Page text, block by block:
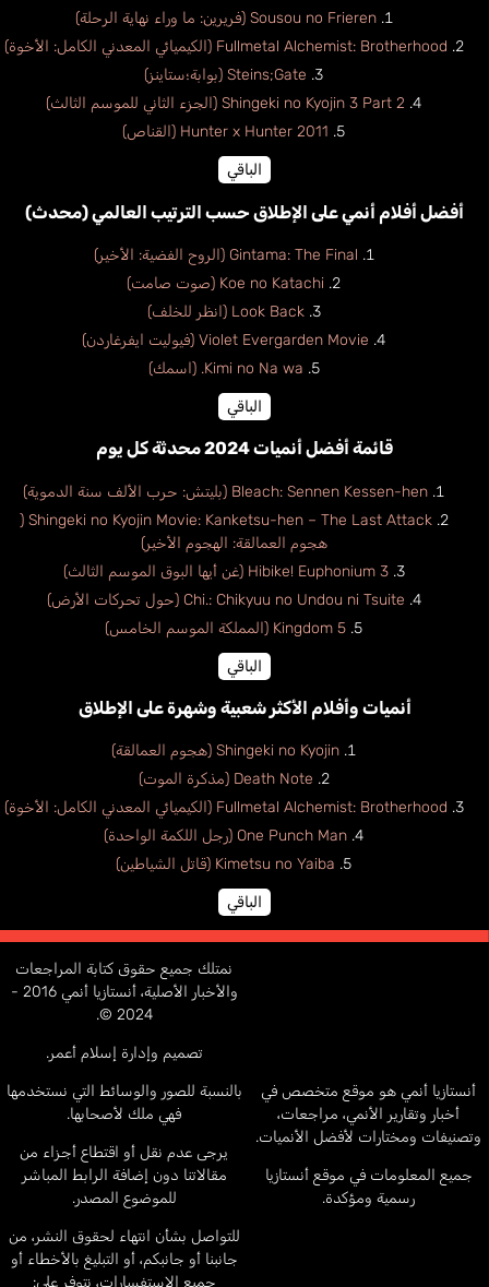
Sousou no Frieren (فريرين: ما وراء نهاية الرحلة)
Fullmetal Alchemist: Brotherhood (الكيميائي المعدني الكامل: الأخوة)
Steins;Gate (بوابة؛ستاينز)
Shingeki no Kyojin 3 Part 2 (الجزء الثاني للموسم الثالث)
Hunter x Hunter 2011 (القناص)
الباقي
أفضل أفلام أنمي على الإطلاق حسب الترتيب العالمي (محدث)
Gintama: The Final (الروح الفضية: الأخير)
Koe no Katachi (صوت صامت)
Look Back (انظر للخلف)
Violet Evergarden Movie (فيوليت ايفرغاردن)
Kimi no Na wa. (اسمك)
الباقي
قائمة أفضل أنميات 2024 محدثة كل يوم
Bleach: Sennen Kessen-hen (بليتش: حرب الألف سنة الدموية)
Shingeki no Kyojin Movie: Kanketsu-hen – The Last Attack (
هجوم العمالقة: الهجوم الأخير)
Hibike! Euphonium 3 (غن أيها البوق الموسم الثالث)
Chi.: Chikyuu no Undou ni Tsuite (حول تحركات الأرض)
Kingdom 5 (المملكة الموسم الخامس)
الباقي
أنميات وأفلام الأكثر شعبية وشهرة على الإطلاق
Shingeki no Kyojin (هجوم العمالقة)
Death Note (مذكرة الموت)
Fullmetal Alchemist: Brotherhood (الكيميائي المعدني الكامل: الأخوة)
One Punch Man (رجل اللكمة الواحدة)
Kimetsu no Yaiba (قاتل الشياطين)
الباقي
أنستازيا أنمي هو موقع متخصص في
أخبار وتقارير الأنمي، مراجعات،
وتصنيفات ومختارات لأفضل الأنميات.
جميع المعلومات في موقع أنستازيا
رسمية ومؤكدة.
نمتلك جميع حقوق كتابة المراجعات
والأخبار الأصلية، أنستازيا أنمي 2016 -
2024 ©.
تصميم وإدارة إسلام أعمر.
بالنسبة للصور والوسائط التي نستخدمها
فهي ملك لأصحابها.
يرجى عدم نقل أو اقتطاع أجزاء من
مقالاتنا دون إضافة الرابط المباشر
للموضوع المصدر.
للتواصل بشأن انتهاء لحقوق النشر، من
جانبنا أو جانبكم، أو التبليغ بالأخطاء أو
جميع الاستفسارات، نتوفر على: